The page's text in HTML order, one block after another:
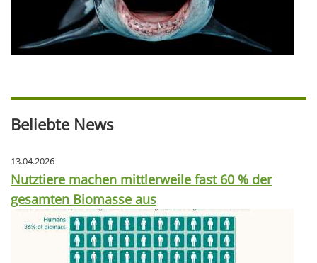
Beliebte News
13.04.2026
Nutztiere machen mittlerweile fast 60 % der
gesamten Biomasse aus